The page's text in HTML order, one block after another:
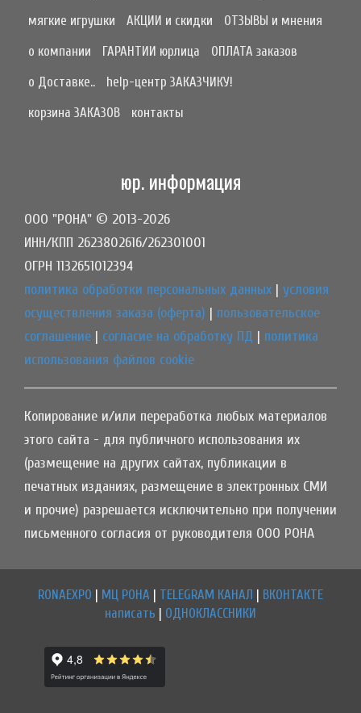
мягкие игрушки
АКЦИИ и скидки
ОТЗЫВЫ и мнения
о компании
ГАРАНТИИ юрлица
ОПЛАТА заказов
о Доставке..
help-центр ЗАКАЗЧИКУ!
корзина ЗАКАЗОВ
контакты
юр. информация
ООО "РОНА" © 2013-2026
ИНН/КПП 2623802616/262301001
ОГРН 1132651012394
политика обработки персональных данных | условия
осуществления заказа (оферта) | пользовательское
соглашение | согласие на обработку ПД | политика
использования файлов cookie
Копирование и/или переработка любых материалов
этого сайта - для публичного использования их
(размещение на других сайтах, публикации в
печатных изданиях, размещение в электронных СМИ
и прочие) разрешается исключительно при получении
письменного согласия от руководителя ООО РОНА
RONAEXPO | МЦ РОНА | TELEGRAM КАНАЛ | ВКОНТАКТЕ
написать | ОДНОКЛАССНИКИ